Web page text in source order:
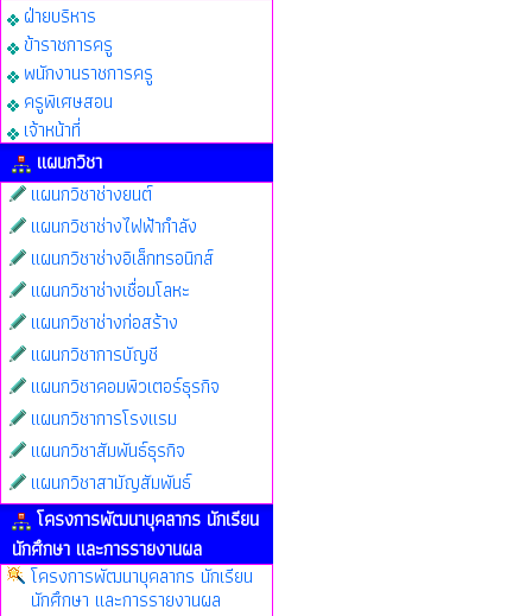
ฝ่ายบริหาร
ข้าราชการครู
พนักงานราชการครู
ครูพิเศษสอน
เจ้าหน้าที่
แผนกวิชา
แผนกวิชาช่างยนต์
แผนกวิชาช่างไฟฟ้ากำลัง
แผนกวิชาช่างอิเล็กทรอนิกส์
แผนกวิชาช่างเชื่อมโลหะ
แผนกวิชาช่างก่อสร้าง
แผนกวิชาการบัญชี
แผนกวิชาคอมพิวเตอร์ธุรกิจ
แผนกวิชาการโรงแรม
แผนกวิชาสัมพันธ์ธุรกิจ
แผนกวิชาสามัญสัมพันธ์
โครงการพัฒนาบุคลากร นักเรียน
นักศึกษา และการรายงานผล
โครงการพัฒนาบุคลากร นักเรียน
นักศึกษา และการรายงานผล